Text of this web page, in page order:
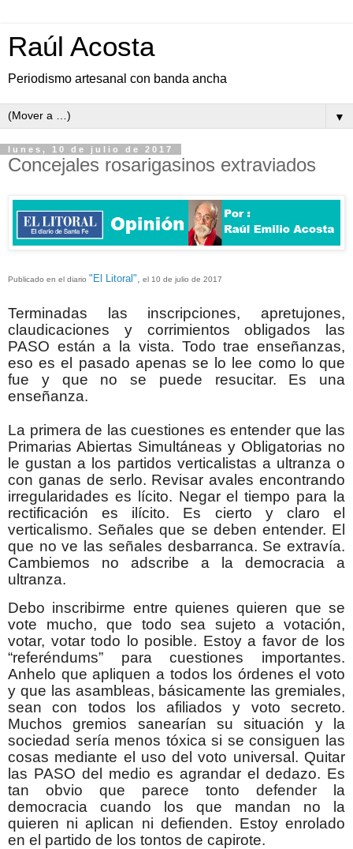
Raúl Acosta
Periodismo artesanal con banda ancha
▼
lunes, 10 de julio de 2017
Concejales rosarigasinos extraviados
Publicado en el diario "El Litoral", el 10 de julio de 2017
Terminadas las inscripciones, apretujones,
claudicaciones y corrimientos obligados las
PASO están a la vista. Todo trae enseñanzas,
eso es el pasado apenas se lo lee como lo que
fue y que no se puede resucitar. Es una
enseñanza.
La primera de las cuestiones es entender que las
Primarias Abiertas Simultáneas y Obligatorias no
le gustan a los partidos verticalistas a ultranza o
con ganas de serlo. Revisar avales encontrando
irregularidades es lícito. Negar el tiempo para la
rectificación es ilícito. Es cierto y claro el
verticalismo. Señales que se deben entender. El
que no ve las señales desbarranca. Se extravía.
Cambiemos no adscribe a la democracia a
ultranza.
Debo inscribirme entre quienes quieren que se
vote mucho, que todo sea sujeto a votación,
votar, votar todo lo posible. Estoy a favor de los
“referéndums” para cuestiones importantes.
Anhelo que apliquen a todos los órdenes el voto
y que las asambleas, básicamente las gremiales,
sean con todos los afiliados y voto secreto.
Muchos gremios sanearían su situación y la
sociedad sería menos tóxica si se consiguen las
cosas mediante el uso del voto universal. Quitar
las PASO del medio es agrandar el dedazo. Es
tan obvio que parece tonto defender la
democracia cuando los que mandan no la
quieren ni aplican ni defienden. Estoy enrolado
en el partido de los tontos de capirote.